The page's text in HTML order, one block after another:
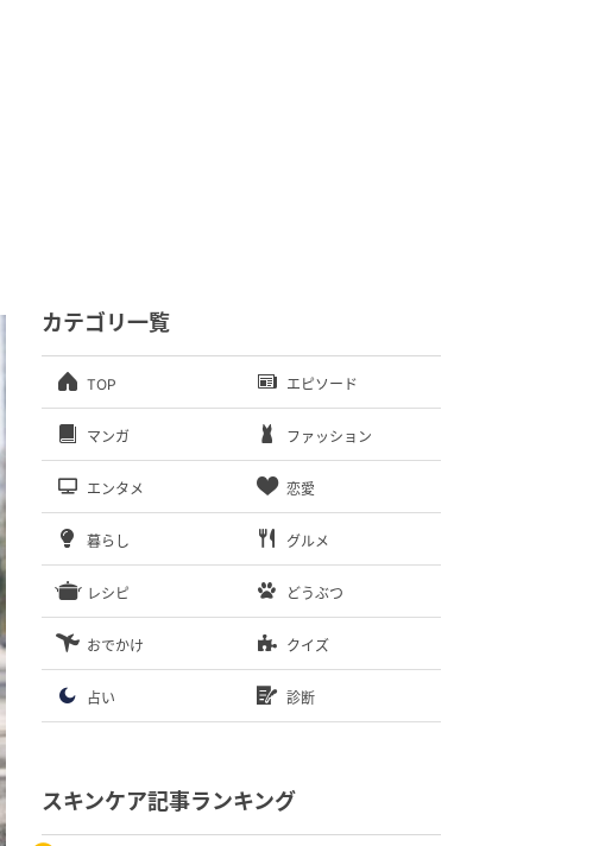
カテゴリ一覧
TOP エピソード
マンガ ファッション
エンタメ 恋愛
暮らし グルメ
レシピ どうぶつ
おでかけ クイズ
占い 診断
スキンケア記事ランキング